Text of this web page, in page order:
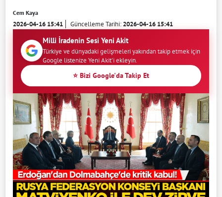
Cem Kaya
2026-04-16 15:41 Güncelleme Tarihi:2026-04-16 15:41
Milli İradenin Sesi Yeni Akit
Türkiye ve dünyadaki gelişmeleri yakından takip etmek için
Google listenize Yeni Akit'i ekleyin.
⭐ Bizi Google'da Takip Et